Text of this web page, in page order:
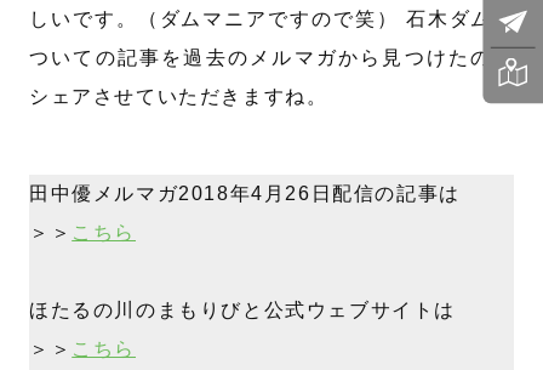
しいです。（ダムマニアですので笑） 石木ダムに
ついての記事を過去のメルマガから見つけたので
シェアさせていただきますね。
田中優メルマガ2018年4月26日配信の記事は
＞＞ こちら
ほたるの川のまもりびと公式ウェブサイトは
＞＞ こちら